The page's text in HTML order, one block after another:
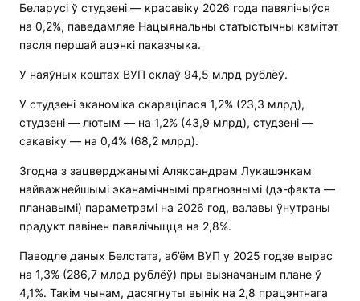
Беларусі ў студзені — красавіку 2026 года павялічыўся
на 0,2%, паведамляе Нацыянальны статыстычны камітэт
пасля першай ацэнкі паказчыка.
У наяўных коштах ВУП склаў 94,5 млрд рублёў.
У студзені эканоміка скарацілася 1,2% (23,3 млрд),
студзені — лютым — на 1,2% (43,9 млрд), студзені —
сакавіку — на 0,4% (68,2 млрд).
Згодна з зацверджанымі Аляксандрам Лукашэнкам
найважнейшымі эканамічнымі прагнознымі (дэ-факта —
планавымі) параметрамі на 2026 год, валавы ўнутраны
прадукт павінен павялічыцца на 2,8%.
Паводле даных Белстата, аб’ём ВУП у 2025 годзе вырас
на 1,3% (286,7 млрд рублёў) пры вызначаным плане ў
4,1%. Такім чынам, дасягнуты вынік на 2,8 працэнтнага